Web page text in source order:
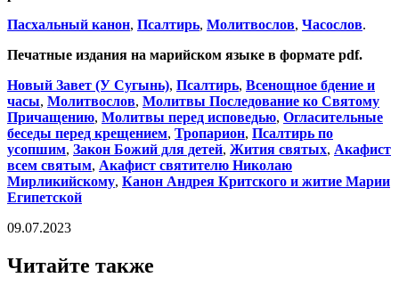
Пасхальный канон, Псалтирь, Молитвослов, Часослов.
Печатные издания на марийском языке в формате pdf.
Новый Завет (У Сугынь), Псалтирь, Всенощное бдение и
часы, Молитвослов, Молитвы Последование ко Святому
Причащению, Молитвы перед исповедью, Огласительные
беседы перед крещением, Тропарион, Псалтирь по
усопшим, Закон Божий для детей, Жития святых, Акафист
всем святым, Акафист святителю Николаю
Мирликийскому, Канон Андрея Критского и житие Марии
Египетской
09.07.2023
Читайте также